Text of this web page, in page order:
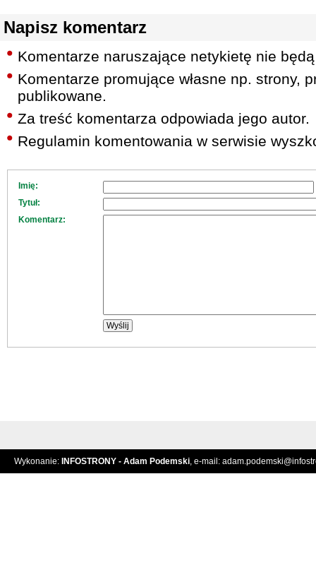
Napisz komentarz
Komentarze naruszające netykietę nie
Komentarze promujące własne np. strony,
publikowane.
Za treść komentarza odpowiada jego autor.
Regulamin komentowania w serwisie
Imię:
Tytuł:
Komentarz:
Wykonanie: INFOSTRONY - Adam Podemski, e-mail: